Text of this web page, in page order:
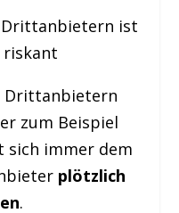
Drittanbietern ist
Drittanbietern
zum Beispiel
sich immer dem
plötzlich
.